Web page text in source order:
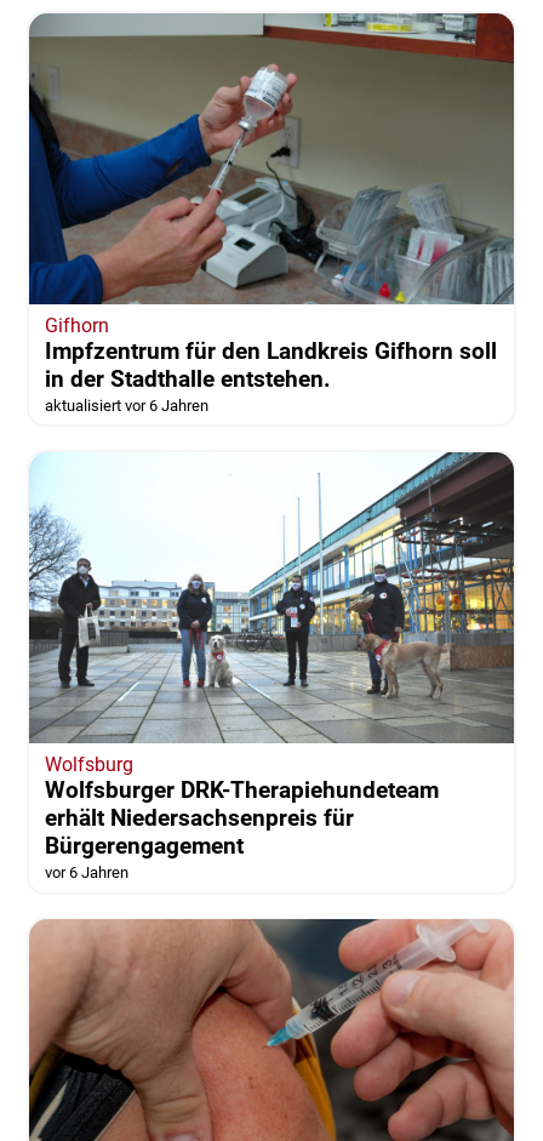
Gifhorn
Impfzentrum für den Landkreis Gifhorn soll
in der Stadthalle entstehen.
aktualisiert vor 6 Jahren
Wolfsburg
Wolfsburger DRK-Therapiehundeteam
erhält Niedersachsenpreis für
Bürgerengagement
vor 6 Jahren